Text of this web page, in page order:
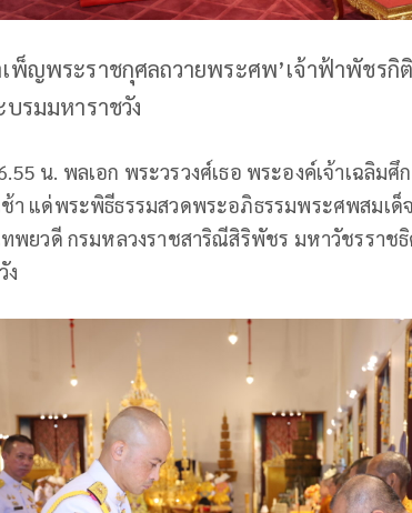
เพ็ญพระราชกุศลถวายพระศพ’เจ้าฟ้าพัชรกิ
รมมหาราชวัง
น. พลเอก พระวรวงศ์เธอ พระองค์เจ้าเฉลิม
า แด่พระพิธีธรรมสวดพระอภิธรรมพระศพสมเด็
ทพยวดี กรมหลวงราชสาริณีสิริพัชร มหาวัชรรา
ง